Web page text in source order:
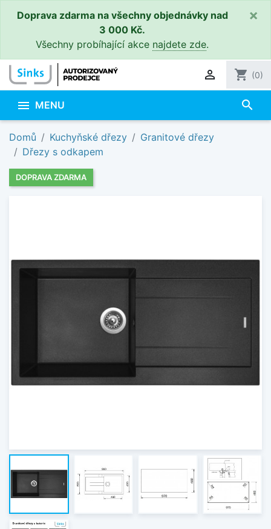
Doprava zdarma na všechny objednávky nad
3 000 Kč.
Všechny probíhající akce najdete zde.
×
 shopping_cart (0)
 MENU search
Domů Kuchyňské dřezy
Granitové dřezy
Dřezy s odkapem
DOPRAVA ZDARMA